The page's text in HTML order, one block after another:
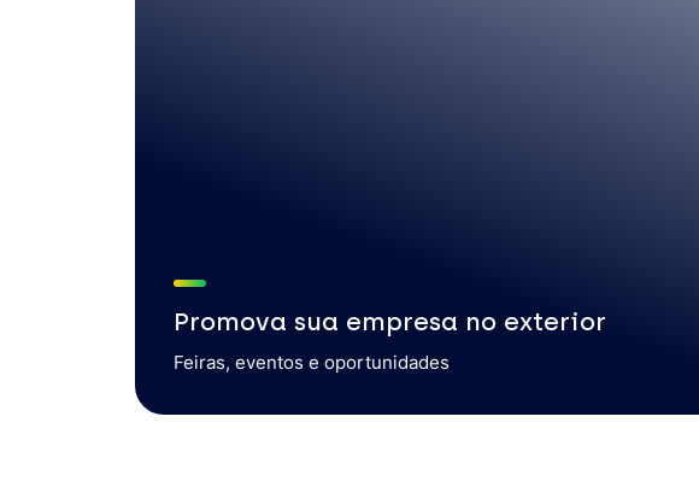
Promova sua empresa no exterior
Feiras, eventos e oportunidades